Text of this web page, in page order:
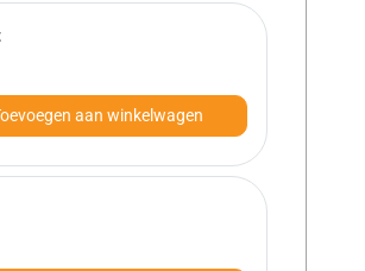
aan winkelwagen